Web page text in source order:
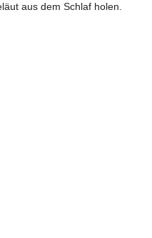
aus dem Schlaf holen.